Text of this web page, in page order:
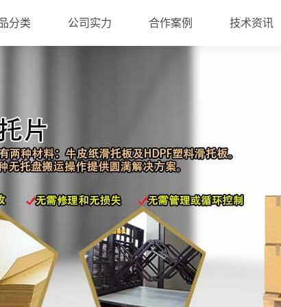
分类 公司实力 合作案例 技术资讯